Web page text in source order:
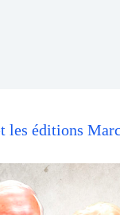
éditions